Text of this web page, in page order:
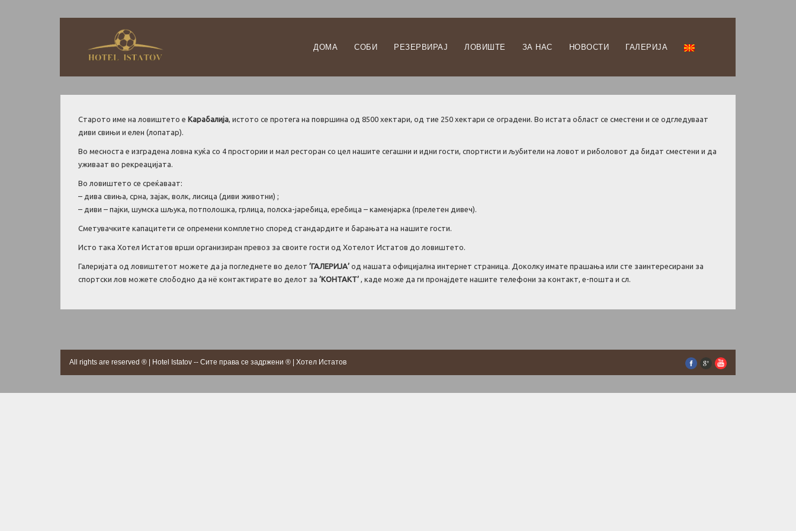
ДОМА СОБИ РЕЗЕРВИРАЈ ЛОВИШТЕ ЗА НАС НОВОСТИ ГАЛЕРИЈА
Старото име на ловиштето е Карабалија, истото се протега на површина од 8500 хектари, од тие 250 хектари се оградени. Во истата област се сместени и се одгледуваат
диви свињи и елен (лопатар).
Во месноста е изградена ловна куќа со 4 простории и мал ресторан со цел нашите сегашни и идни гости, спортисти и љубители на ловот и риболовот да бидат сместени и да
уживаат во рекреацијата.
Во ловиштето се среќаваат:
– дива свиња, срна, зајак, волк, лисица (диви животни) ;
– диви – пајки, шумска шљука, потполошка, грлица, полска-јаребица, еребица – каменјарка (прелетен дивеч).
Сметувачките капацитети се опремени комплетно според стандардите и барањата на нашите гости.
Исто така Хотел Истатов врши организиран превоз за своите гости од Хотелот Истатов до ловиштето.
Галеријата од ловиштетот можете да ја погледнете во делот ’ГАЛЕРИЈА’ од нашата официјална интернет страница. Доколку имате прашања или сте заинтересирани за
спортски лов можете слободно да нё контактирате во делот за ’КОНТАКТ’ , каде може да ги пронајдете нашите телефони за контакт, е-пошта и сл.
All rights are reserved ® | Hotel Istatov -- Сите права се задржени ® | Хотел Истатов